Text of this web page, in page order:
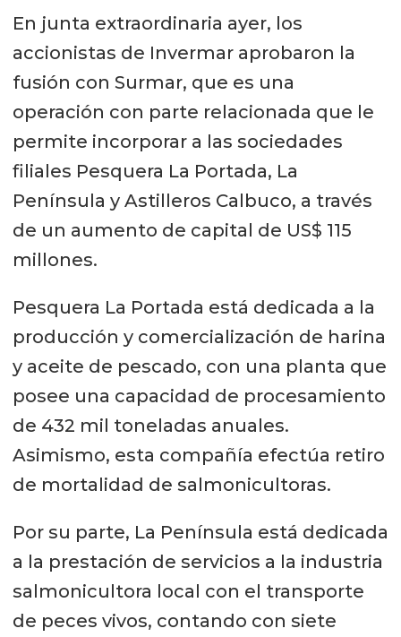
En junta extraordinaria ayer, los
accionistas de Invermar aprobaron la
fusión con Surmar, que es una
operación con parte relacionada que le
permite incorporar a las sociedades
filiales Pesquera La Portada, La
Península y Astilleros Calbuco, a través
de un aumento de capital de US$ 115
millones.
Pesquera La Portada está dedicada a la
producción y comercialización de harina
y aceite de pescado, con una planta que
posee una capacidad de procesamiento
de 432 mil toneladas anuales.
Asimismo, esta compañía efectúa retiro
de mortalidad de salmonicultoras.
Por su parte, La Península está dedicada
a la prestación de servicios a la industria
salmonicultora local con el transporte
de peces vivos, contando con siete